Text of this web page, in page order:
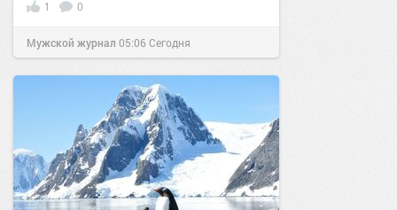
1 0
Мужской журнал 05:06Сегодня